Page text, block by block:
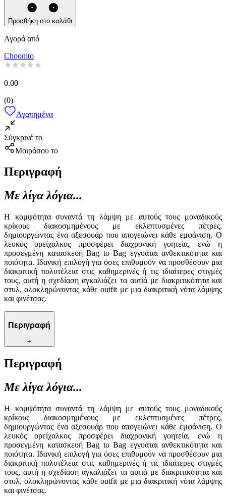
Προσθήκη στο καλάθι
Αγορά από
Choonito
0.00
(0)
Αγαπημένα
Σύγκρινέ το
Μοιράσου το
Περιγραφή
Με λίγα λόγια...
Η κομψότητα συναντά τη λάμψη με αυτούς τους μοναδικούς
κρίκους διακοσμημένους με εκλεπτυσμένες πέτρες,
δημιουργώντας ένα αξεσουάρ που απογειώνει κάθε εμφάνιση. Ο
λευκός ορείχαλκος προσφέρει διαχρονική γοητεία, ενώ η
προσεγμένη κατασκευή Bag to Bag εγγυάται ανθεκτικότητα και
ποιότητα. Ιδανική επιλογή για όσες επιθυμούν να προσθέσουν μια
διακριτική πολυτέλεια στις καθημερινές ή τις ιδιαίτερες στιγμές
τους, αυτή η σχεδίαση αγκαλιάζει τα αυτιά με διακριτικότητα και
στυλ, ολοκληρώνοντας κάθε outfit με μια διακριτική νότα λάμψης
και φινέτσας.
Περιγραφή
+
Περιγραφή
Με λίγα λόγια...
Η κομψότητα συναντά τη λάμψη με αυτούς τους μοναδικούς
κρίκους διακοσμημένους με εκλεπτυσμένες πέτρες,
δημιουργώντας ένα αξεσουάρ που απογειώνει κάθε εμφάνιση. Ο
λευκός ορείχαλκος προσφέρει διαχρονική γοητεία, ενώ η
προσεγμένη κατασκευή Bag to Bag εγγυάται ανθεκτικότητα και
ποιότητα. Ιδανική επιλογή για όσες επιθυμούν να προσθέσουν μια
διακριτική πολυτέλεια στις καθημερινές ή τις ιδιαίτερες στιγμές
τους, αυτή η σχεδίαση αγκαλιάζει τα αυτιά με διακριτικότητα και
στυλ, ολοκληρώνοντας κάθε outfit με μια διακριτική νότα λάμψης
και φινέτσας.